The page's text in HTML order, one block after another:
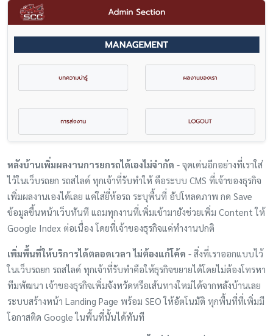
หลังบ้านเพิ่มผลงานการยกรถได้เองไม่จำกัด - จุดเด่นอีกอย่างที่เราใส่
ไว้ในเว็บรถยก รถสไลด์ ทุกเจ้าที่รับทำให้ คือระบบ CMS ที่เจ้าของธุรกิจ
เพิ่มผลงานเองได้เลย แค่ใส่ยี่ห้อรถ ระบุพื้นที่ อัปโหลดภาพ กด Save
ข้อมูลขึ้นหน้าเว็บทันที แถมทุกงานที่เพิ่มเข้ามายังช่วยเพิ่ม Content ให้
Google Index ต่อเนื่อง โดยที่เจ้าของธุรกิจแค่ทำงานปกติ
เพิ่มพื้นที่ให้บริการได้ตลอดเวลา ไม่ต้องแก้โค้ด - สิ่งที่เราออกแบบไว้
ในเว็บรถยก รถสไลด์ ทุกเจ้าที่รับทำคือให้ธุรกิจขยายได้โดยไม่ต้องโทรหา
ทีมพัฒนา เจ้าของธุรกิจเพิ่มจังหวัดหรือเส้นทางใหม่ได้จากหลังบ้านเลย
ระบบสร้างหน้า Landing Page พร้อม SEO ให้อัตโนมัติ ทุกพื้นที่ที่เพิ่มมี
โอกาสติด Google ในพื้นที่นั้นได้ทันที